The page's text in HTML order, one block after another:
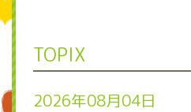
TOPIX
2026年08月04日